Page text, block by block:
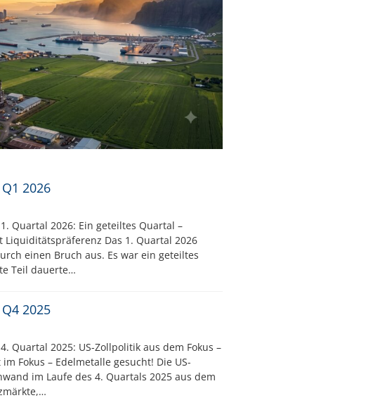
2026
Quartal 2026: Ein geteiltes Quartal –
Liquiditätspräferenz Das 1. Quartal 2026
einen Bruch aus. Es war ein geteiltes
Teil dauerte…
2025
Quartal 2025: US-Zollpolitik aus dem Fokus –
Fokus – Edelmetalle gesucht! Die US-
im Laufe des 4. Quartals 2025 aus dem